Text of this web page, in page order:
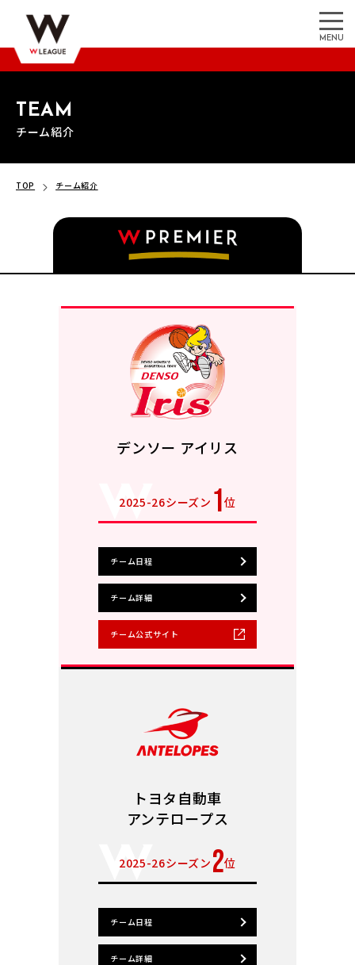
MENU
TEAM
チーム紹介
TOP チーム紹介
デンソー アイリス
2025-26シーズン 1位
チーム日程
チーム詳細
チーム公式サイト
トヨタ自動車
アンテロープス
2025-26シーズン 2位
チーム日程
チーム詳細